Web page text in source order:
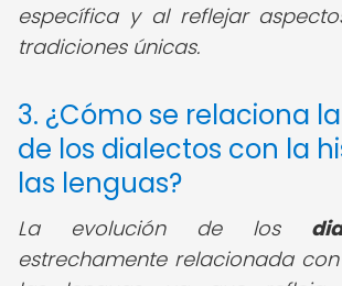
específica y al reflejar
tradiciones únicas.
3. ¿Cómo se relaciona
de los dialectos con la
las lenguas?
La evolución de los
estrechamente relacionada